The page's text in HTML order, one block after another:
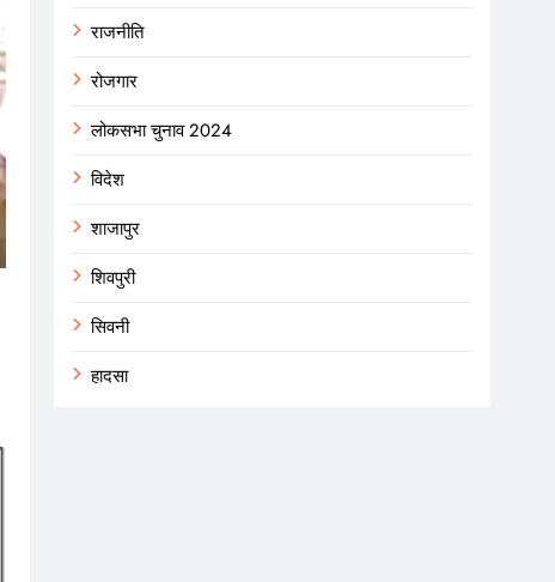
राजनीति
रोजगार
लोकसभा चुनाव 2024
विदेश
शाजापुर
शिवपुरी
सिवनी
हादसा